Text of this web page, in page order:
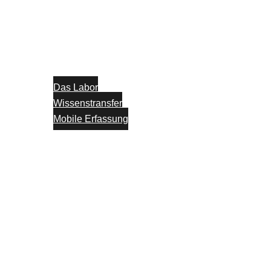
Das Labor
Wissenstransfer
Mobile Erfassung